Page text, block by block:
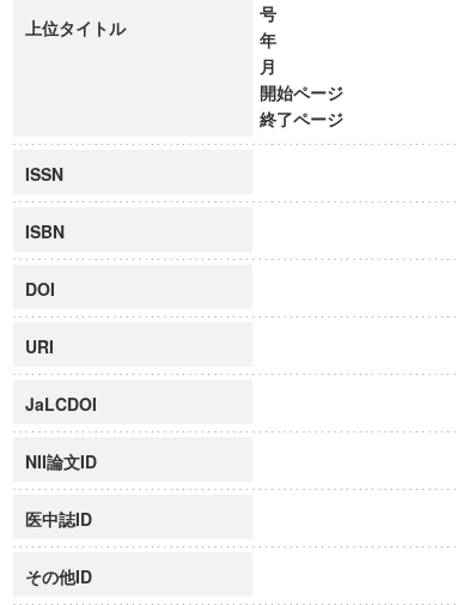
上位タイトル
号
年
月
開始ページ
終了ページ
ISSN
ISBN
DOI
URI
JaLCDOI
NII論文ID
医中誌ID
その他ID